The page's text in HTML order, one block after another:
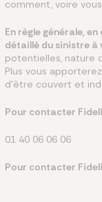
comment, voire
En règle générale,
détaillé du sinistre à
potentielles, nature
Plus vous
d’être couvert et
Pour contacter
01 40 06 06 06
Pour contacter